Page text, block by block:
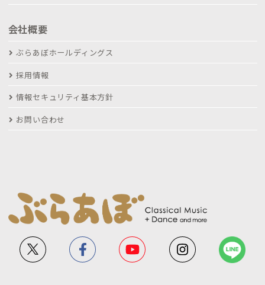
会社概要
ぶらあぼホールディングス
採用情報
情報セキュリティ基本方針
お問い合わせ